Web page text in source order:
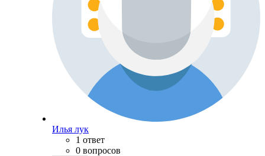
Илья лук
1 ответ
0 вопросов